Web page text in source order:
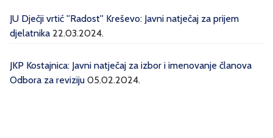
JU Dječji vrtić ''Radost'' Kreševo: Javni natječaj za prijem
djelatnika 22.03.2024.
JKP Kostajnica: Javni natječaj za izbor i imenovanje članova
Odbora za reviziju 05.02.2024.